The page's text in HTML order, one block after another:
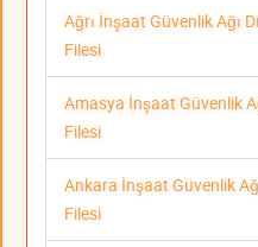
Ağrı İnşaat Güvenlik Ağı
Filesi
Amasya İnşaat Güvenlik
Filesi
Ankara İnşaat Güvenlik
Filesi